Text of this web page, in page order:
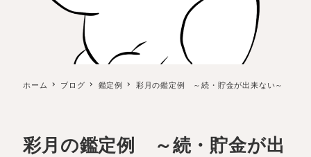
ホーム ブログ 鑑定例 彩月の鑑定例 ～続・貯金が出来ない～
彩月の鑑定例 ～続・貯金が出